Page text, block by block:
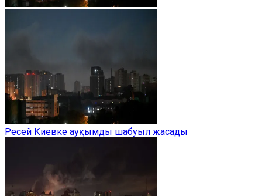
Ресей Киевке ауқымды шабуыл жасады